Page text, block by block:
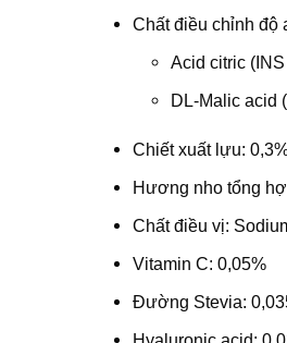
Chất điều chỉnh độ
Acid citric
DL-Malic acid
Chiết xuất lựu:
Hương nho tổng
Chất điều vị:
Vitamin C: 0,05%
Đường Stevia: